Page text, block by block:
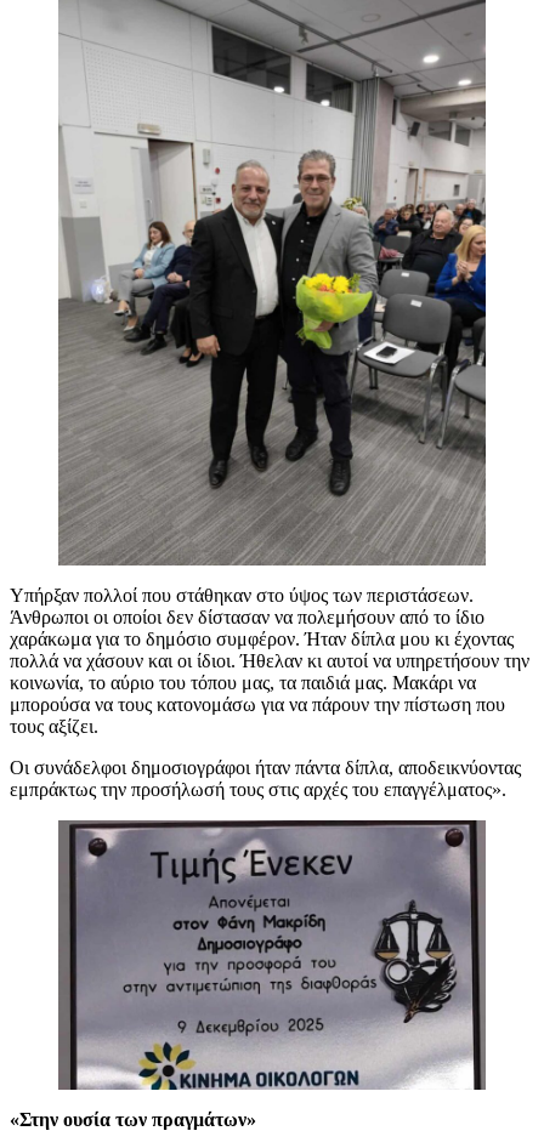
Υπήρξαν πολλοί που στάθηκαν στο ύψος των περιστάσεων.
Άνθρωποι οι οποίοι δεν δίστασαν να πολεμήσουν από το ίδιο
χαράκωμα για το δημόσιο συμφέρον. Ήταν δίπλα μου κι έχοντας
πολλά να χάσουν και οι ίδιοι. Ήθελαν κι αυτοί να υπηρετήσουν την
κοινωνία, το αύριο του τόπου μας, τα παιδιά μας. Μακάρι να
μπορούσα να τους κατονομάσω για να πάρουν την πίστωση που
τους αξίζει.
Οι συνάδελφοι δημοσιογράφοι ήταν πάντα δίπλα, αποδεικνύοντας
εμπράκτως την προσήλωσή τους στις αρχές του επαγγέλματος».
«Στην ουσία των πραγμάτων»